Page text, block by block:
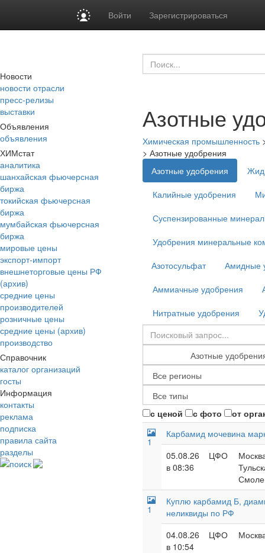
Войти Зарегистрироваться
Новости
новости отрасли
пресс-релизы
выставки
Объявления
объявления
ХИМстат
аналитика
шанхайская фьючерсная
биржа
токийская фьючерсная
биржа
мумбайская фьючерсная
биржа
мировые цены
экспорт-импорт
внешнеторговые цены РФ
(архив)
средние цены
производителей
розничные цены
средние цены (архив)
производство
Справочник
каталог организаций
госты
Информация
контакты
реклама
подписка
правила сайта
разделы
поиск
Азотные
Химическая промышленность
> Азотные удобрения
Азотные удобрения
Калийные удобрения
Суспензированные
Удобрения минеральные
Азотосульфат
Амидные
Аммиачные удобрения
Нитратные удобрения
с ценой с фото от
1
Карбамид мочевина
05.08.26
в 08:36
ЦФО
1
Куплю карбамид Б,
неликвиды по РФ
04.08.26
в 10:54
ЦФО